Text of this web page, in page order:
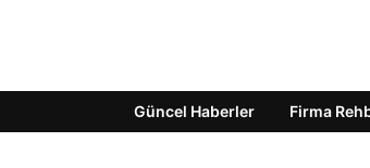
Güncel Haberler Firma